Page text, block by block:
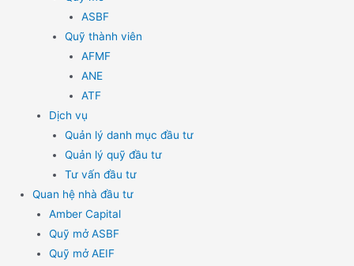
ASBF
Quỹ thành viên
AFMF
ANE
ATF
Dịch vụ
Quản lý danh mục đầu tư
Quản lý quỹ đầu tư
Tư vấn đầu tư
Quan hệ nhà đầu tư
Amber Capital
Quỹ mở ASBF
Quỹ mở AEIF